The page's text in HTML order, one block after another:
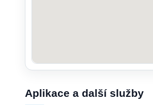
Aplikace a další služby